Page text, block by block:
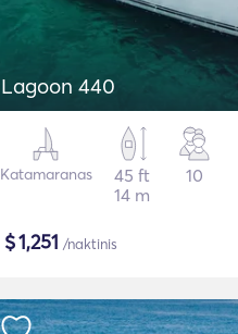
Lagoon 440
Katamaranas
45 ft
14 m
10
$1,251 /naktinis